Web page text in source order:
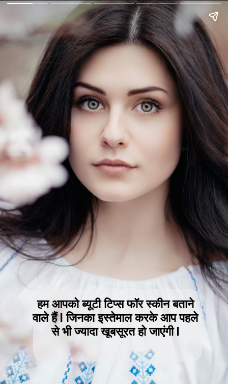
हम आपको ब्यूटी टिप्स फॉर स्कीन बताने
वाले हैं l जिनका इस्तेमाल करके आप पहले
से भी ज्यादा खूबसूरत हो जाएंगी l